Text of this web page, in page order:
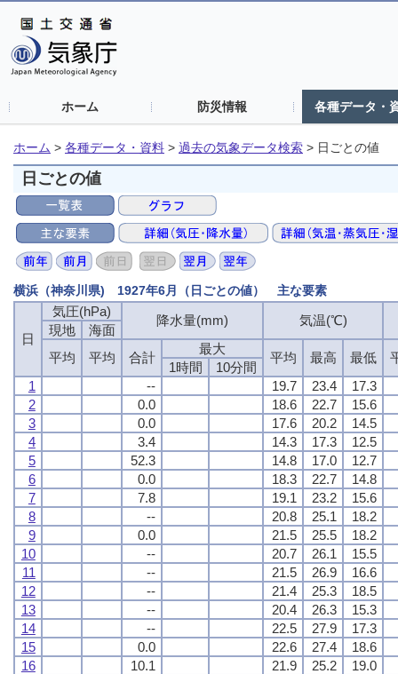
ホーム 防災情報 各種データ・
ホーム > 各種データ・資料 > 過去の気象データ検索 > 日ごとの値
日ごとの値
横浜（神奈川県) 1927年6月（日ごとの値） 主な要素
日
気圧(hPa)
降水量(mm) 気温(℃)
現地
海面
平均
平均 合計
最大
平均 最高 最低
1時間
10分間
1
-- 19.7 23.4
17.3
2
0.0 18.6 22.7
15.6
3
0.0 17.6 20.2
14.5
4
3.4 14.3 17.3
12.5
5
52.3 14.8 17.0
12.7
6
0.0 18.3 22.7
14.8
7
7.8 19.1 23.2
15.6
8
-- 20.8 25.1
18.2
9
0.0 21.5 25.5
18.2
10
-- 20.7 26.1
15.5
11
-- 21.5 26.9
16.6
12
-- 21.4 25.3
18.5
13
-- 20.4 26.3
15.3
14
-- 22.5 27.9
17.3
15
0.0 22.6 27.4
18.6
16
10.1 21.9 25.2
19.0